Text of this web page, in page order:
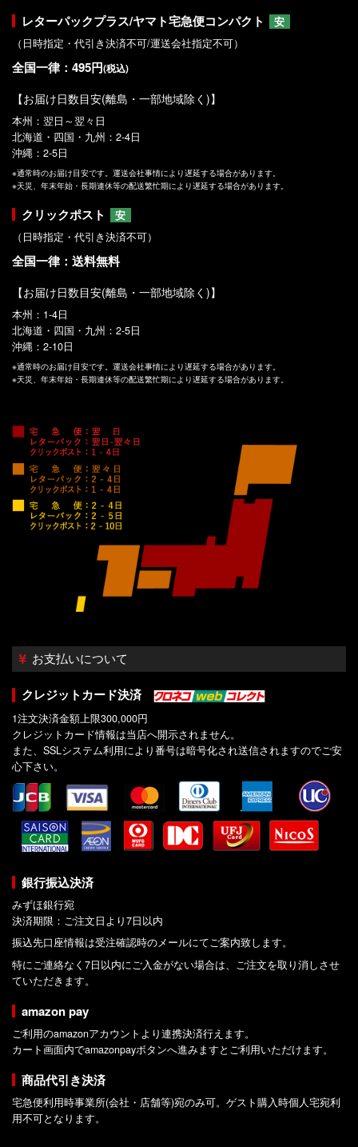
レターパックプラス/ヤマト宅急便コンパクト
安
（日時指定・代引き決済不可/運送会社指定不可）
全国一律：495円(税込)
【お届け日数目安(離島・一部地域除く)】
本州：翌日～翌々日
北海道・四国・九州：2-4日
沖縄：2-5日
※通常時のお届け目安です。運送会社事情により遅延する場合があります。
※天災、年末年始・長期連休等の配送繁忙期により遅延する場合があります。
クリックポスト
安
（日時指定・代引き決済不可）
全国一律：送料無料
【お届け日数目安(離島・一部地域除く)】
本州：1-4日
北海道・四国・九州：2-5日
沖縄：2-10日
※通常時のお届け目安です。運送会社事情により遅延する場合があります。
※天災、年末年始・長期連休等の配送繁忙期により遅延する場合があります。
お支払いについて
クレジットカード決済
1注文決済金額上限300,000円
クレジットカード情報は当店へ開示されません。
また、SSLシステム利用により番号は暗号化され送信されますのでご安
心下さい。
銀行振込決済
みずほ銀行宛
決済期限：ご注文日より7日以内
振込先口座情報は受注確認時のメールにてご案内致します。
特にご連絡なく7日以内にご入金がない場合は、ご注文を取り消しさせ
ていただきます。
amazon pay
ご利用のamazonアカウントより連携決済行えます。
カート画面内でamazonpayボタンへ進みますとご利用いただけます。
商品代引き決済
宅急便利用時事業所(会社・店舗等)宛のみ可。ゲスト購入時個人宅宛利
用不可となります。